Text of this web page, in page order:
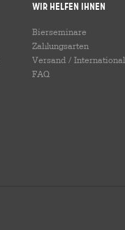
Wir helfen Ihnen
Bierseminare
Zahlungsarten
Versand / International
FAQ